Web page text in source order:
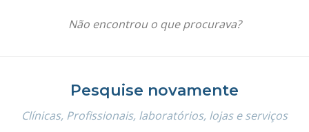
Não encontrou o que procurava?
Pesquise novamente
Clínicas, Profissionais, laboratórios, lojas e serviços